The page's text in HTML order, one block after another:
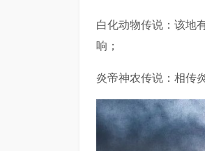
白化动物传说：该地
响；
炎帝神农传说：相传